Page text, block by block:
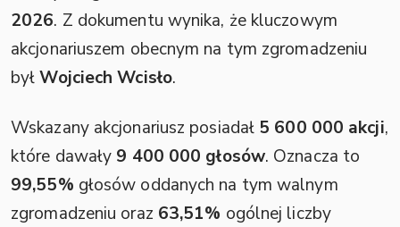
2026. Z dokumentu wynika, że kluczowym
akcjonariuszem obecnym na tym zgromadzeniu
byłWojciech Wcisło.
Wskazany akcjonariusz posiadał 5 600 000 akcji,
które dawały 9 400 000 głosów. Oznacza to
99,55% głosów oddanych na tym walnym
zgromadzeniu oraz 63,51% ogólnej liczby